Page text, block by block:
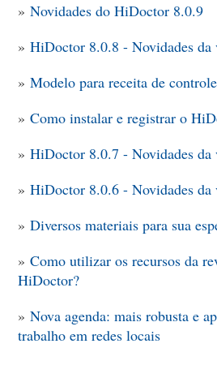
» Novidades do HiDoctor 8.0.9
» HiDoctor 8.0.8 - Novidades da
» Modelo para receita de
» Como instalar e registrar o
» HiDoctor 8.0.7 - Novidades da
» HiDoctor 8.0.6 - Novidades da
» Diversos materiais para sua
» Como utilizar os recursos da
HiDoctor?
» Nova agenda: mais robusta e
trabalho em redes locais